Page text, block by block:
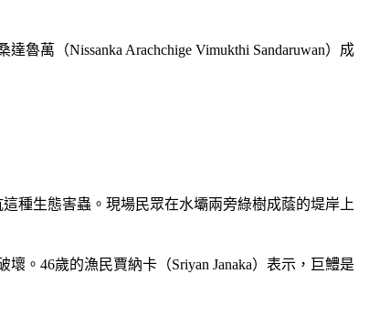
萬（Nissanka Arachchige Vimukthi Sandaruwan）成
種生態害蟲。現場民眾在水壩兩旁綠樹成蔭的堤岸上
。46歲的漁民賈納卡（Sriyan Janaka）表示，巨鱧是